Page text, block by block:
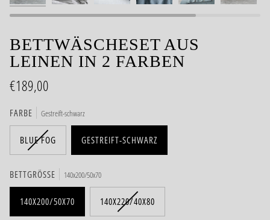
BETTWÄSCHESET AUS
LEINEN IN 2 FARBEN
€189,00
FARBE Gestreift-schwarz
BLUE FOG GESTREIFT-SCHWARZ
BETTGRÖSSE 140x200/50x70
140X200/50X70 140X220/40X80